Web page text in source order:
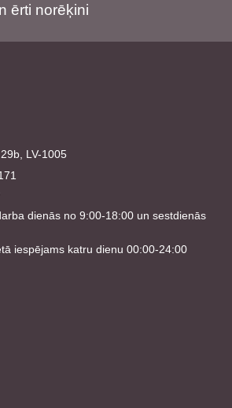
ērti norēķini
LV-1005
dienās no 9:00-18:00 un sestdienās
iespējams katru dienu 00:00-24:00